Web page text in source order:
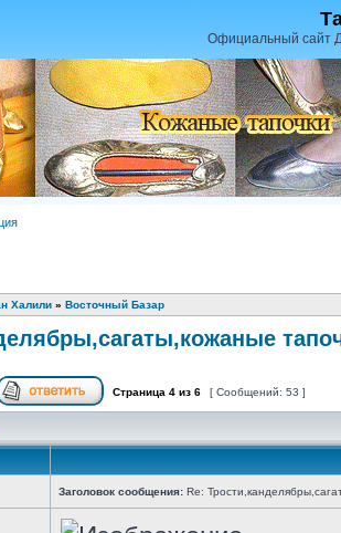
Официальный сайт
Халили » Восточный Базар
Страница 4 из 6 [ Сообщений: 53 ]
Заголовок сообщения: Re: